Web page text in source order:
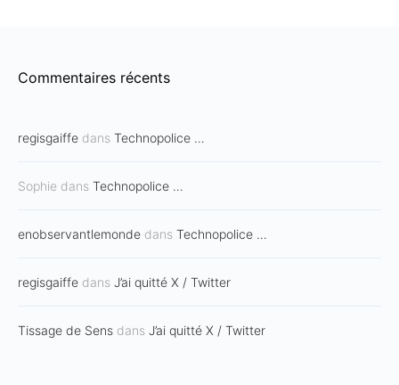
Commentaires récents
regisgaiffe dans Technopolice …
Sophie dans Technopolice …
enobservantlemonde dans Technopolice …
regisgaiffe dans J’ai quitté X / Twitter
Tissage de Sens dans J’ai quitté X / Twitter